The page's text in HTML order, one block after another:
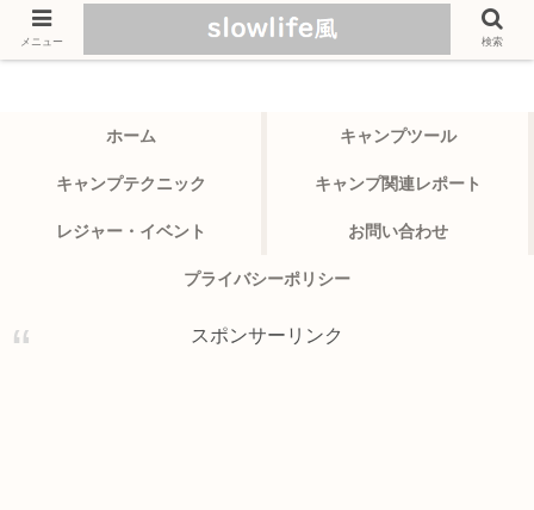
ホーム キャンプツール
キャンプテクニック キャンプ関連レポート
レジャー・イベント お問い合わせ
プライバシーポリシー
スポンサーリンク
メニュー 検索